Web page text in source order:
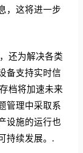
，这将进一步
还为解决各类
备支持实时信
档将加速未来
管理中采取系
设施的运行也
持续发展。.